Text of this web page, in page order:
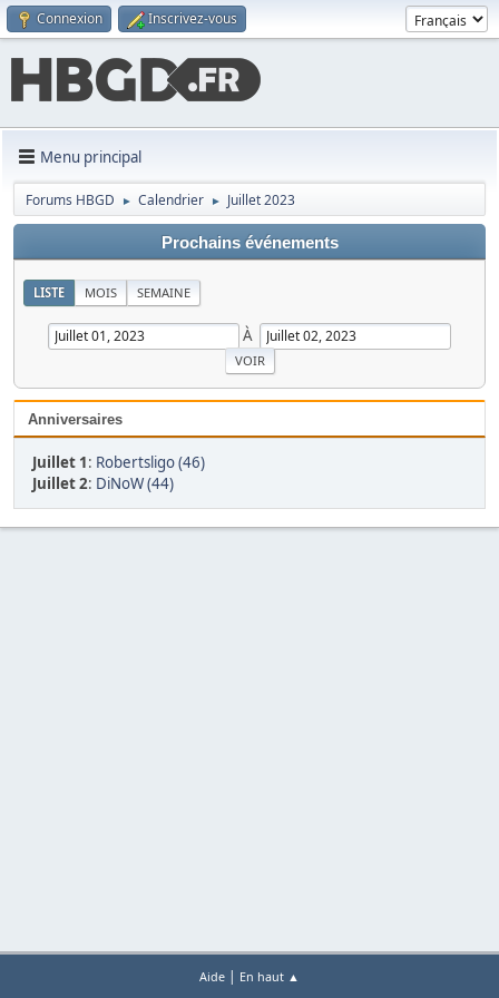
Connexion Inscrivez-vous
Menu principal
Forums HBGD ► Calendrier ► Juillet 2023
Prochains événements
LISTE MOIS SEMAINE
À
Anniversaires
Juillet 1: Robertsligo (46)
Juillet 2: DiNoW (44)
Aide | En haut ▲